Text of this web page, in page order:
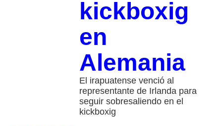
kickboxig
en
Alemania
El irapuatense venció al
representante de Irlanda para
seguir sobresaliendo en el
kickboxig